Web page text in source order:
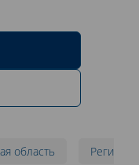
область Регионы